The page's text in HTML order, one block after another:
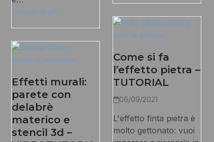
Scopri di più
Effetti murali:
parete con
delabrè
materico e
stencil 3d –
Come si fa
l’effetto pietra –
TUTORIAL
06/09/2021
L'effetto finta pietra è
molto gettonato: vuoi